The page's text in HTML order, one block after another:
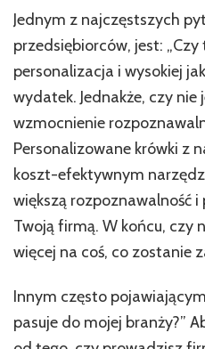
Jednym z najczęstszych
przedsiębiorców, jest: „Czy
personalizacja i wysokiej
wydatek. Jednakże, czy
wzmocnienie
Personalizowane krówki z
koszt-efektywnym
większą rozpoznawalność
Twoją firmą. W końcu, czy
więcej na coś, co zostanie
Innym często
pasuje do mojej branży?”